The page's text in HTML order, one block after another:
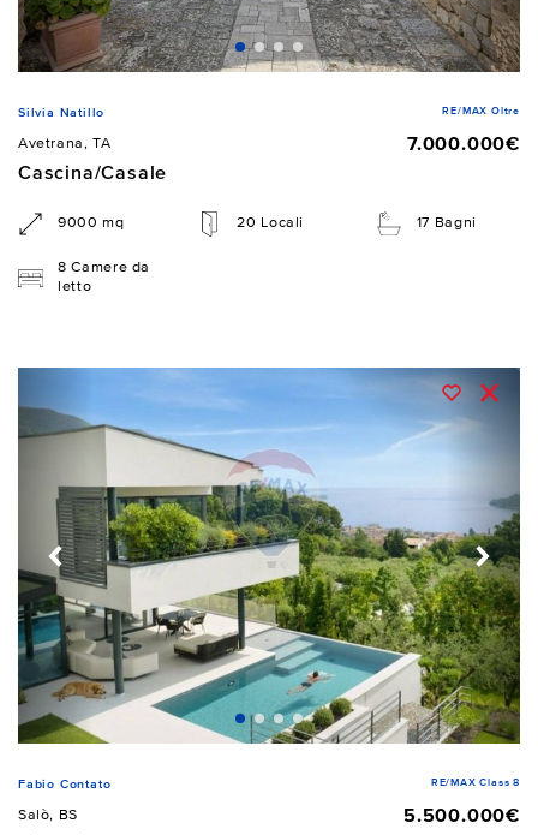
Silvia Natillo RE/MAX Oltre
Avetrana, TA
7.000.000€
Cascina/Casale
9000 mq 20 Locali 17 Bagni
8 Camere da
letto
Fabio Contato RE/MAX Class 8
Salò, BS
5.500.000€